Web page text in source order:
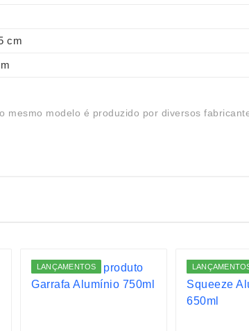
cm
mesmo modelo é produzido por diversos
LANÇAMENTOS